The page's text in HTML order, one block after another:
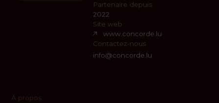
Partenaire depuis
2022
Site web
www.concorde.lu
Contactez-nous
info@concorde.lu
À propos